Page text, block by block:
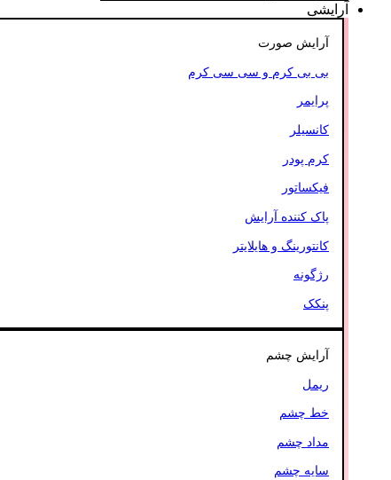
آرایشی
آرایش صورت
بی بی کرم و سی سی کرم
پرایمر
کانسیلر
کرم پودر
فیکساتور
پاک کننده آرایش
کانتورینگ و هایلایتر
رژگونه
پنکک
آرایش چشم
ریمل
خط چشم
مداد چشم
سایه چشم